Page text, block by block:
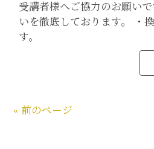
受講者様へご協力のお願い
いを徹底しております。 ・
す。
« 前のページ